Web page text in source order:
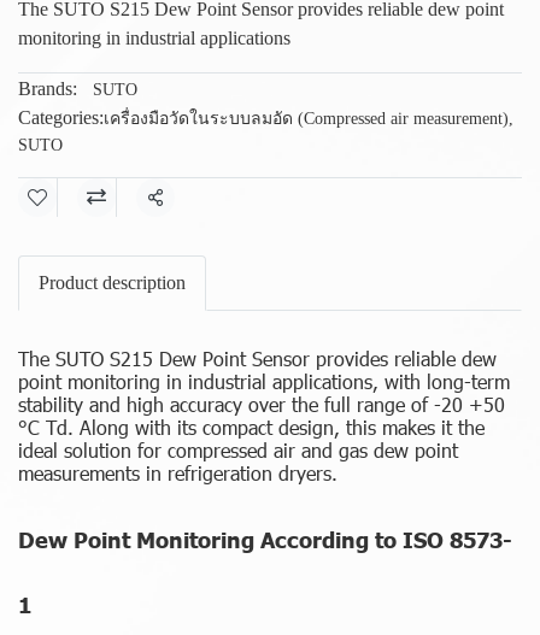
The SUTO S215 Dew Point Sensor provides reliable dew point
monitoring in industrial applications
Brands: SUTO
Categories:เครื่องมือวัดในระบบลมอัด (Compressed air measurement),
SUTO
Share
Product description
The SUTO S215 Dew Point Sensor provides reliable dew
point monitoring in industrial applications, with long-term
stability and high accuracy over the full range of -20 +50
°C Td. Along with its compact design, this makes it the
ideal solution for compressed air and gas dew point
measurements in refrigeration dryers.
Dew Point Monitoring According to ISO 8573-
1